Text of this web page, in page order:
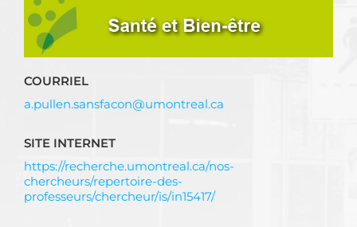
COURRIEL
a.pullen.sansfacon@umontreal.ca
SITE INTERNET
https://recherche.umontreal.ca/nos-
chercheurs/repertoire-des-
professeurs/chercheur/is/in15417/